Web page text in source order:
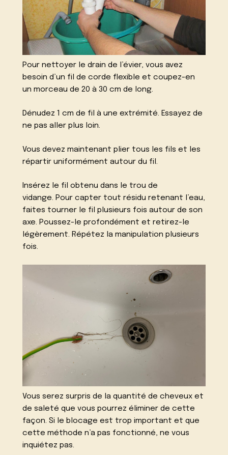
Pour nettoyer le drain de l’évier, vous avez
besoin d’un fil de corde flexible et coupez-en
un morceau de 20 à 30 cm de long.
Dénudez 1 cm de fil à une extrémité. Essayez de
ne pas aller plus loin.
Vous devez maintenant plier tous les fils et les
répartir uniformément autour du fil.
Insérez le fil obtenu dans le trou de
vidange. Pour capter tout résidu retenant l’eau,
faites tourner le fil plusieurs fois autour de son
axe. Poussez-le profondément et retirez-le
légèrement. Répétez la manipulation plusieurs
fois.
Vous serez surpris de la quantité de cheveux et
de saleté que vous pourrez éliminer de cette
façon. Si le blocage est trop important et que
cette méthode n’a pas fonctionné, ne vous
inquiétez pas.